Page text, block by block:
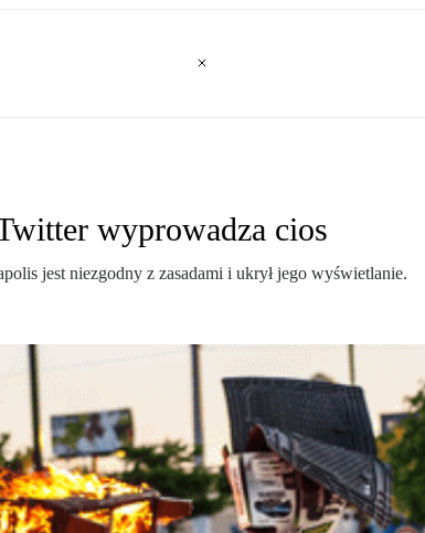
wyprowadza cios
jest niezgodny z zasadami i ukrył jego wyświetlanie.